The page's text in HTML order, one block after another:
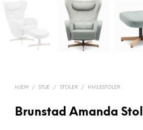
HJEM / STUE / STOLER / HVILESTOLER
Brunstad Amanda Stol